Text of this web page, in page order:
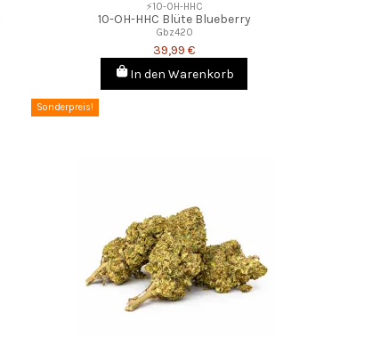
⚡10-OH-HHC
10-OH-HHC Blüte Blueberry
Gbz420
39,99 €
In den Warenkorb
Sonderpreis!